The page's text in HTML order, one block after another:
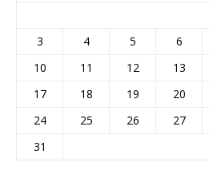
3
4 5 6
10
11 12 13
17
18 19 20
24
25 26 27
31